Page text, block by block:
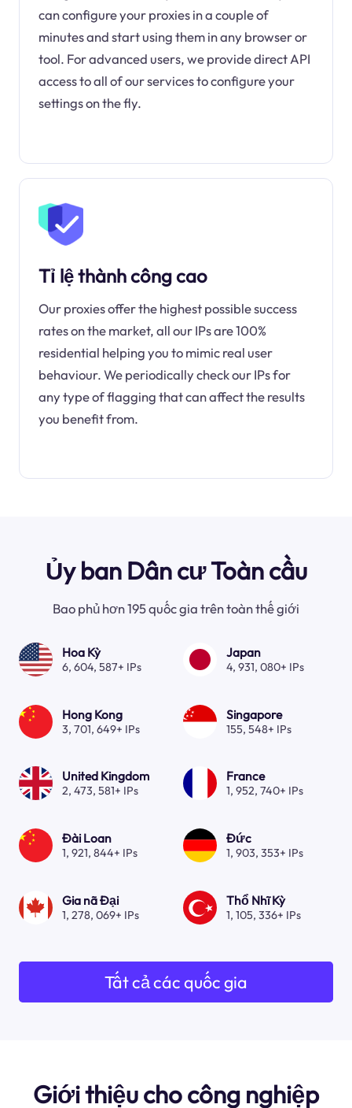
can configure your proxies in a couple of
minutes and start using them in any browser or
tool. For advanced users, we provide direct API
access to all of our services to configure your
settings on the fly.
Tỉ lệ thành công cao
Our proxies offer the highest possible success
rates on the market, all our IPs are 100%
residential helping you to mimic real user
behaviour. We periodically check our IPs for
any type of flagging that can affect the results
you benefit from.
Ủy ban Dân cư Toàn cầu
Bao phủ hơn 195 quốc gia trên toàn thế giới
Hoa Kỳ
6, 604, 587+ IPs
Japan
4, 931, 080+ IPs
Hong Kong
3, 701, 649+ IPs
Singapore
155, 548+ IPs
United Kingdom
2, 473, 581+ IPs
France
1, 952, 740+ IPs
Đài Loan
1, 921, 844+ IPs
Đức
1, 903, 353+ IPs
Gia nã Đại
1, 278, 069+ IPs
Thổ Nhĩ Kỳ
1, 105, 336+ IPs
Tất cả các quốc gia
Giới thiệu cho công nghiệp